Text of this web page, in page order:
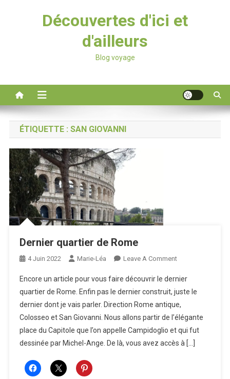
Découvertes d'ici et
d'ailleurs
Blog voyage
ÉTIQUETTE : SAN GIOVANNI
Dernier quartier de Rome
4 Juin 2022 Marie-Léa Leave A CommentOn
Quartier
De
Rome
Encore un article pour vous faire découvrir le dernier
quartier de Rome. Enfin pas le dernier construit, juste le
dernier dont je vais parler. Direction Rome antique,
Colosseo et San Giovanni. Nous allons partir de l’élégante
place du Capitole que l’on appelle Campidoglio et qui fut
dessinée par Michel-Ange. De là, vous avez accès à […]